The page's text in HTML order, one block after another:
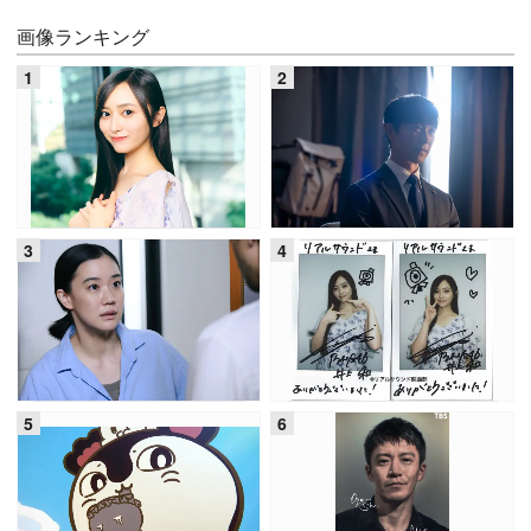
画像ランキング